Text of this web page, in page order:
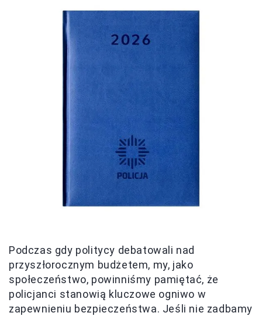
Podczas gdy politycy debatowali nad
przyszłorocznym budżetem, my, jako
społeczeństwo, powinniśmy pamiętać, że
policjanci stanowią kluczowe ogniwo w
zapewnieniu bezpieczeństwa. Jeśli nie zadbamy